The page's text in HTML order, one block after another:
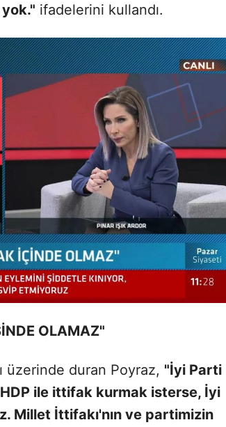
ifadelerini kullandı.
OLAMAZ"
üzerinde duran Poyraz, "İyi Parti
ile ittifak kurmak isterse, İyi
Millet İttifakı'nın ve partimizin